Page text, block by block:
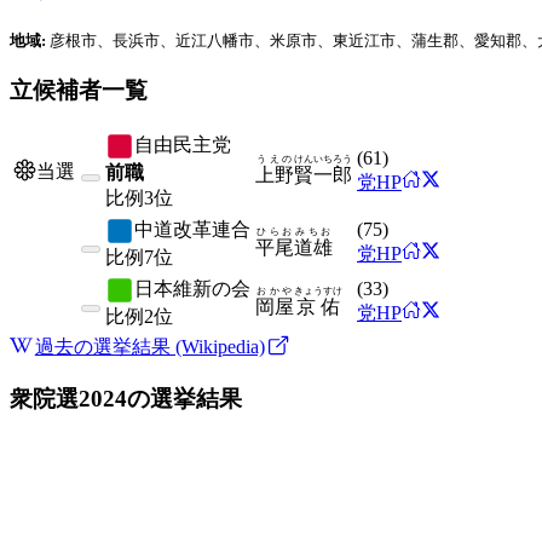
地域: 彦根市、長浜市、近江八幡市、米原市、東近江市、蒲生郡、愛知郡、
立候補者一覧
当選
自由民主党
前職
比例3位
上野
うえの
賢一郎
けんいちろう (61)
党HP
中道改革連合
比例 7位 平尾
ひらお
道雄
みちお (75)
党HP
日本維新の会
比例 2位 岡屋
おかや
京佑
きょうすけ (33)
党HP
過去の選挙結果 (Wikipedia)
衆院選2024の選挙結果